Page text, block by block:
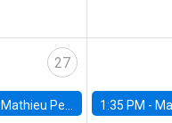
27
Mathieu Pedemonte, IDB 1:35 PM - Mathias